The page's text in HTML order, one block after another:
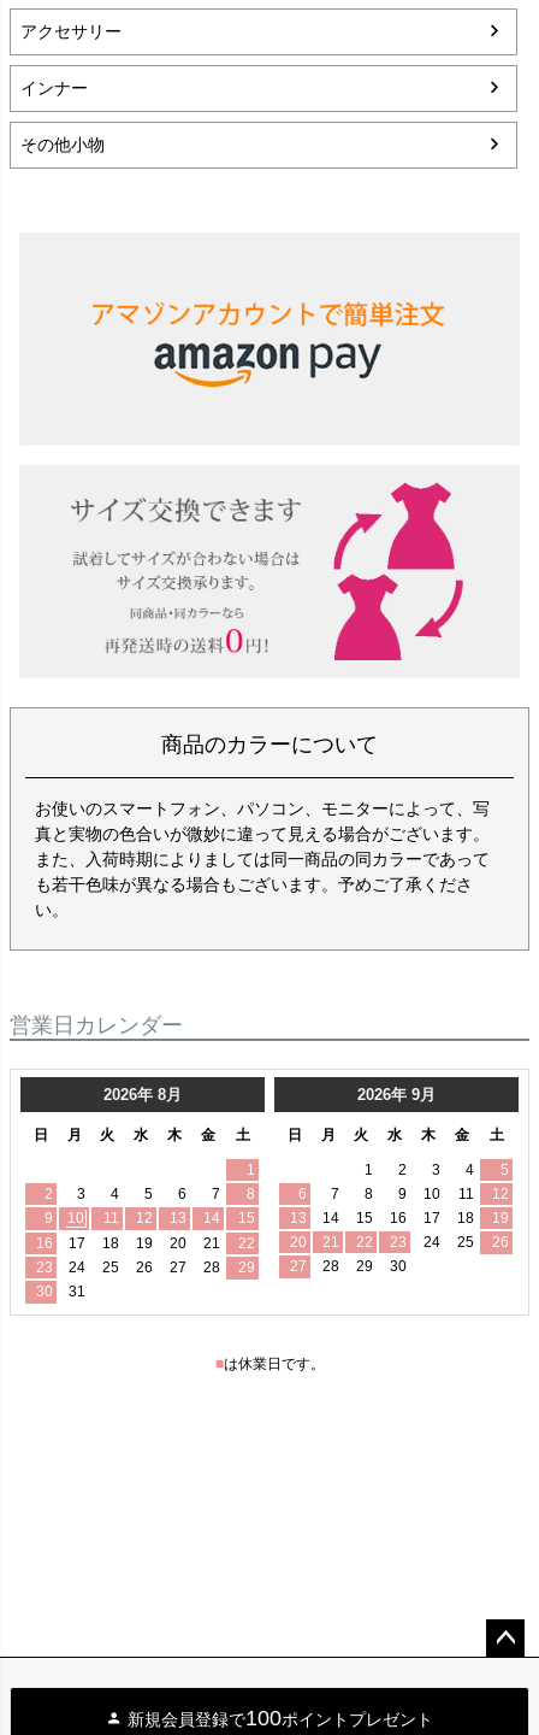
アクセサリー
インナー
その他小物
商品のカラーについて
お使いのスマートフォン、パソコン、モニターによって、写
真と実物の色合いが微妙に違って見える場合がございます。
また、入荷時期によりましては同一商品の同カラーであって
も若干色味が異なる場合もございます。予めご了承くださ
い。
営業日カレンダー
新規会員登録で100ポイントプレゼント